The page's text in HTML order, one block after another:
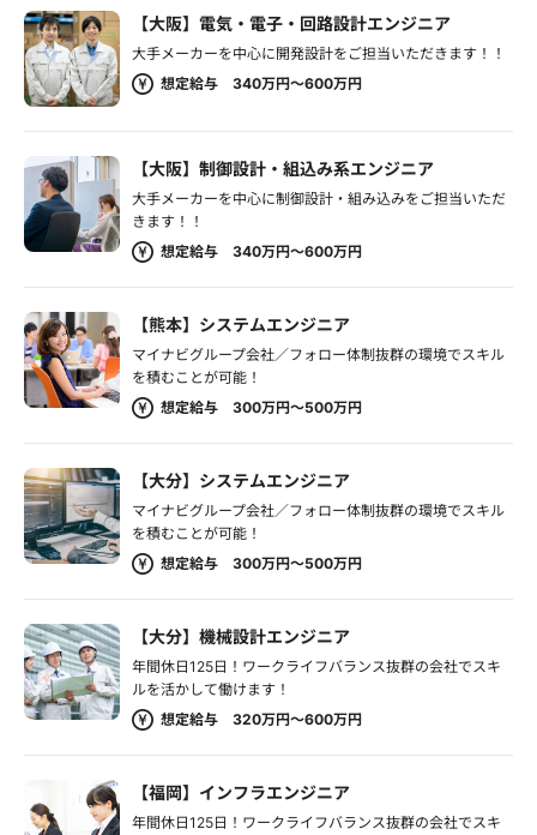
【大阪】電気・電子・回路設計エンジニア
大手メーカーを中心に開発設計をご担当いただきます！！
想定給与 340万円～600万円
【大阪】制御設計・組込み系エンジニア
大手メーカーを中心に制御設計・組み込みをご担当いただ
きます！！
想定給与 340万円～600万円
【熊本】システムエンジニア
マイナビグループ会社／フォロー体制抜群の環境でスキル
を積むことが可能！
想定給与 300万円～500万円
【大分】システムエンジニア
マイナビグループ会社／フォロー体制抜群の環境でスキル
を積むことが可能！
想定給与 300万円～500万円
【大分】機械設計エンジニア
年間休日125日！ワークライフバランス抜群の会社でスキ
ルを活かして働けます！
想定給与 320万円～600万円
【福岡】インフラエンジニア
年間休日125日！ワークライフバランス抜群の会社でスキ